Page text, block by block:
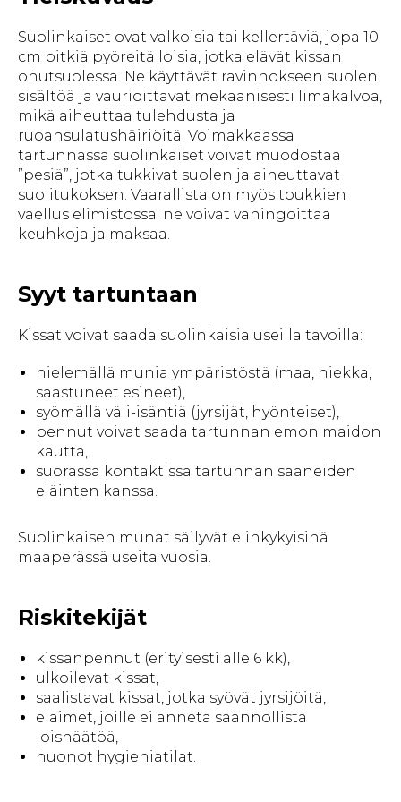
Suolinkaiset ovat valkoisia tai kellertäviä, jopa 10
cm pitkiä pyöreitä loisia, jotka elävät kissan
ohutsuolessa. Ne käyttävät ravinnokseen suolen
sisältöä ja vaurioittavat mekaanisesti limakalvoa,
mikä aiheuttaa tulehdusta ja
ruoansulatushäiriöitä. Voimakkaassa
tartunnassa suolinkaiset voivat muodostaa
”pesiä”, jotka tukkivat suolen ja aiheuttavat
suolitukoksen. Vaarallista on myös toukkien
vaellus elimistössä: ne voivat vahingoittaa
keuhkoja ja maksaa.
Syyt tartuntaan
Kissat voivat saada suolinkaisia useilla tavoilla:
nielemällä munia ympäristöstä (maa, hiekka,
saastuneet esineet),
syömällä väli-isäntiä (jyrsijät, hyönteiset),
pennut voivat saada tartunnan emon maidon
kautta,
suorassa kontaktissa tartunnan saaneiden
eläinten kanssa.
Suolinkaisen munat säilyvät elinkykyisinä
maaperässä useita vuosia.
Riskitekijät
kissanpennut (erityisesti alle 6 kk),
ulkoilevat kissat,
saalistavat kissat, jotka syövät jyrsijöitä,
eläimet, joille ei anneta säännöllistä
loishäätöä,
huonot hygieniatilat.